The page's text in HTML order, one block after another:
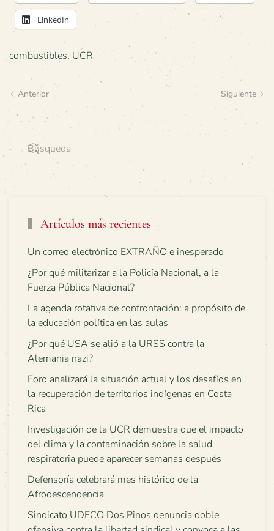
LinkedIn
combustibles, UCR
Anterior Siguiente
Artículos más recientes
Un correo electrónico EXTRAÑO e inesperado
¿Por qué militarizar a la Policía Nacional, a la
Fuerza Pública Nacional?
La agenda rotativa de confrontación: a propósito de
la educación política en las aulas
¿Por qué USA se alió a la URSS contra la
Alemania nazi?
Foro analizará la situación actual y los desafíos en
la recuperación de territorios indígenas en Costa
Rica
Investigación de la UCR demuestra que el impacto
del clima y la contaminación sobre la salud
respiratoria puede aparecer semanas después
Defensoría celebrará mes histórico de la
Afrodescendencia
Sindicato UDECO Dos Pinos denuncia doble